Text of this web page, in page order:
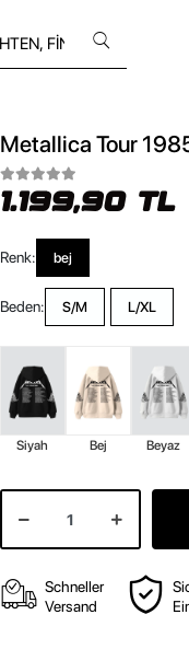
Metallica Tour
1.199,90 TL
Renk: bej
Beden: S/M L/XL
Siyah Bej Beyaz
Schneller
Versand